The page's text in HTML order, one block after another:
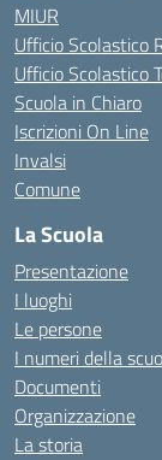
MIUR
Ufficio Scolastico
Ufficio Scolastico
Scuola in Chiaro
Iscrizioni On Line
Invalsi
Comune
La Scuola
Presentazione
I luoghi
Le persone
I numeri della
Documenti
Organizzazione
La storia